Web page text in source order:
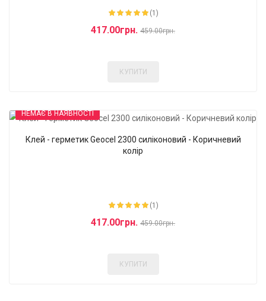
(1)
417.00грн. 459.00грн.
КУПИТИ
НЕМАЄ В НАЯВНОСТІ
-9%
Клей - герметик Geocel 2300 силіконовий - Коричневий
колір
(1)
417.00грн. 459.00грн.
КУПИТИ